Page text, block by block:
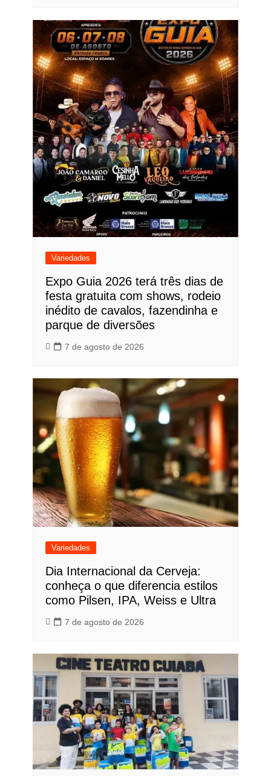
Variedades
Expo Guia 2026 terá três dias de
festa gratuita com shows, rodeio
inédito de cavalos, fazendinha e
parque de diversões
7 de agosto de 2026
Variedades
Dia Internacional da Cerveja:
conheça o que diferencia estilos
como Pilsen, IPA, Weiss e Ultra
7 de agosto de 2026